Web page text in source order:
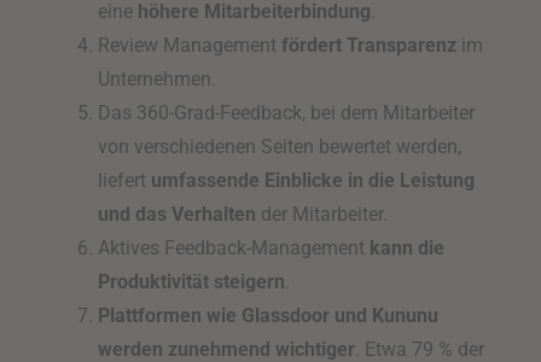
eine höhere Mitarbeiterbindung.
Review Management fördert Transparenz im
Unternehmen.
Das 360-Grad-Feedback, bei dem Mitarbeiter
von verschiedenen Seiten bewertet werden,
liefert umfassende Einblicke in die Leistung
und das Verhalten der Mitarbeiter.
Aktives Feedback-Management kann die
Produktivität steigern.
Plattformen wie Glassdoor und Kununu
werden zunehmend wichtiger. Etwa 79 % der